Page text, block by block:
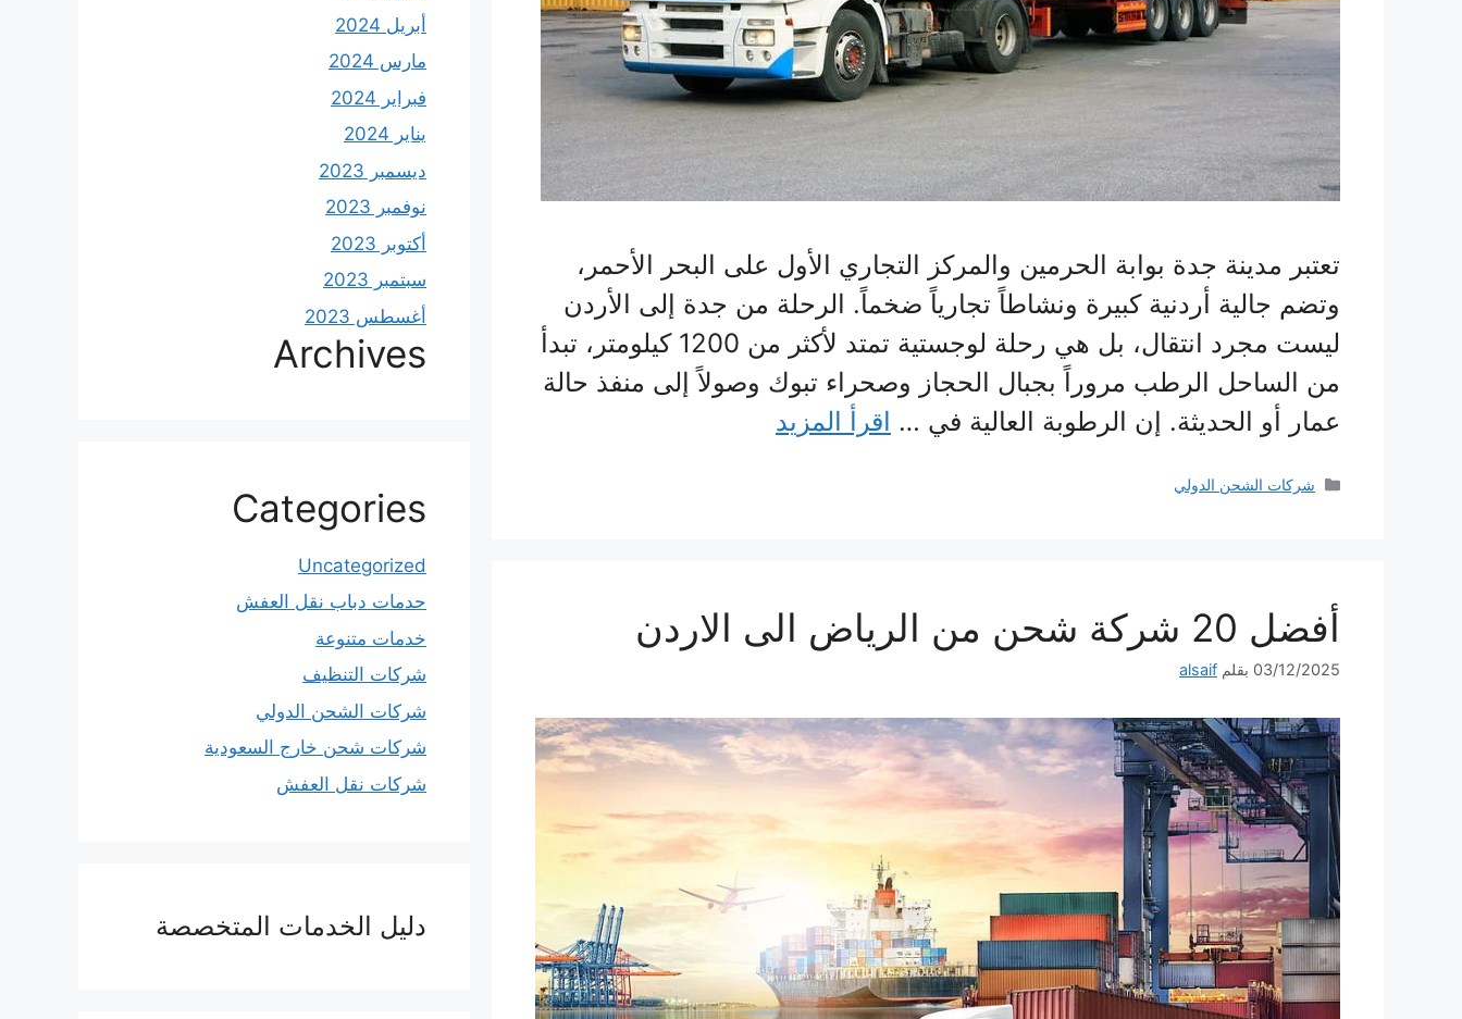
تعتبر مدينة جدة بوابة الحرمين والمركز التجاري الأول على البحر الأحمر،
وتضم جالية أردنية كبيرة ونشاطاً تجارياً ضخماً. الرحلة من جدة إلى الأردن
ليست مجرد انتقال، بل هي رحلة لوجستية تمتد لأكثر من 1200 كيلومتر، تبدأ
من الساحل الرطب مروراً بجبال الحجاز وصحراء تبوك وصولاً إلى منفذ حالة
عمار أو الحديثة. إن الرطوبة العالية في … اقرأ المزيد
التصنيفات
شركات الشحن الدولي
أفضل 20 شركة شحن من الرياض الى الاردن
03/12/2025 بقلم alsaif
أبريل 2024
مارس 2024
فبراير 2024
يناير 2024
ديسمبر 2023
نوفمبر 2023
أكتوبر 2023
سبتمبر 2023
أغسطس 2023
Archives
Categories
Uncategorized
حدمات دباب نقل العفش
خدمات متنوعة
شركات التنظيف
شركات الشحن الدولي
شركات شحن خارج السعودية
شركات نقل العفش
دليل الخدمات المتخصصة